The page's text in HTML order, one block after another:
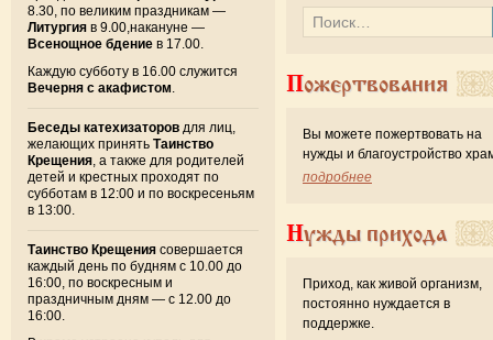
8.30, по великим праздникам —
Литургия в 9.00,накануне —
Всенощное бдение в 17.00.
Каждую субботу в 16.00 служится
Вечерня с акафистом
Беседы катехизаторов для лиц,
желающих принять Таинство
Крещения , а также для родителей
детей и крестных проходят по
субботам в 12:00 и по воскресеньям
в 13:00.
Таинство Крещения совершается
каждый день по будням с 10.00 до
16:00, по воскресным и
праздничным дням — с 12.00 до
16:00.
Пожертвования
Вы можете пожертвовать на
нужды и благоустройство
подробнее
Нужды прихода
Приход, как живой организм,
постоянно нуждается в
поддержке.